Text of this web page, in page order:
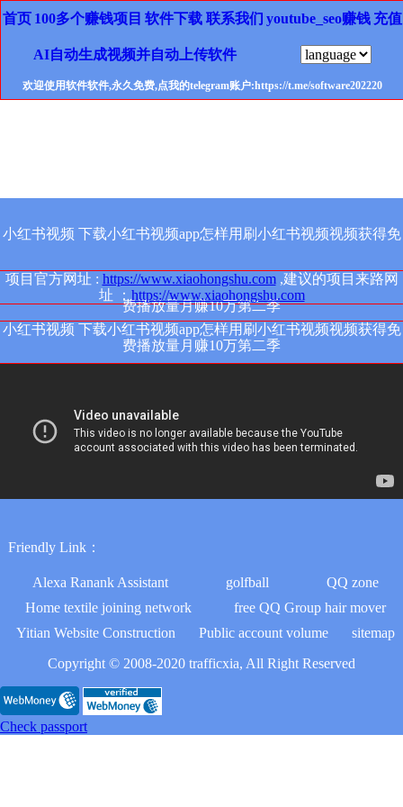
首页 100多个赚钱项目 软件下载 联系我们 youtube_seo赚钱 充值
AI自动生成视频并自动上传软件
欢迎使用软件软件,永久免费,点我的telegram账户:https://t.me/software202220
小红书视频 下载小红书视频app怎样用刷小红书视频视频获得免
费播放量月赚10万第二季
项目官方网址 : https://www.xiaohongshu.com,建议的项目来路网
址 ： https://www.xiaohongshu.com
小红书视频 下载小红书视频app怎样用刷小红书视频视频获得免
费播放量月赚10万第二季
Friendly Link：
Alexa Ranank Assistant golfball
QQ zone
Home textile joining network
free QQ Group hair mover
Yitian Website Construction
Public account volume
sitemap
Copyright © 2008-2020 trafficxia, All Right Reserved
Check passport